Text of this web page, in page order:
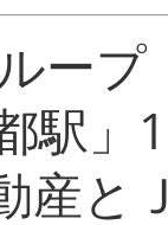
ー
駅」
産と